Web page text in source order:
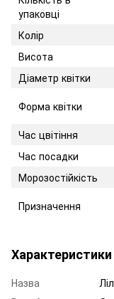
упаковці
Колір
Висота
Діаметр квітки
Форма квітки
Час цвітіння
Час посадки
Морозостійкість
Призначення
Характеристики
Назва